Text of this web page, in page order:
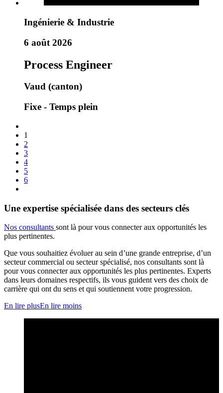
Ingénierie & Industrie
6 août 2026
Process Engineer
Vaud (canton)
Fixe - Temps plein
1
2
3
4
5
6
Une expertise spécialisée dans des secteurs clés
Nos consultants sont là pour vous connecter aux opportunités les
plus pertinentes.
Que vous souhaitiez évoluer au sein d’une grande entreprise, d’un
secteur commercial ou secteur spécialisé, nos consultants sont là
pour vous connecter aux opportunités les plus pertinentes. Experts
dans leurs domaines respectifs, ils vous guident vers des choix de
carrière qui ont du sens et qui soutiennent votre progression.
En lire plusEn lire moins